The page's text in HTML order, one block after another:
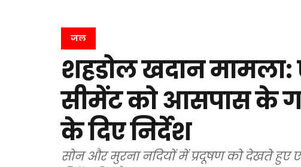
जल
शहडोल खदान मामला:
सीमेंट को आसपास के
के दिए निर्देश
सोन और मुरना नदियों में प्रदूषण को देखते हुए